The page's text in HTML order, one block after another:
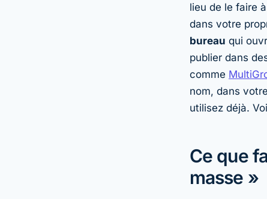
lieu de le faire
dans votre
bureau qui
publier dans
comme
nom, dans
utilisez déjà.
Ce que
masse »